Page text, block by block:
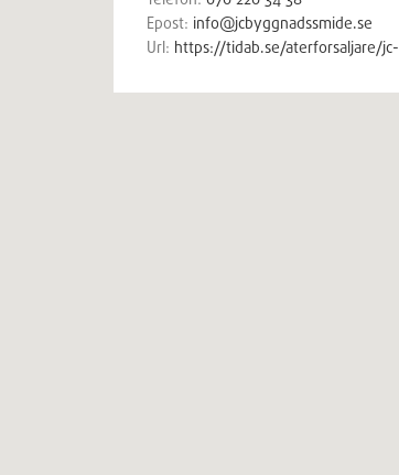
Epost: info@jcbyggnadssmide.se
Url: https://tidab.se/aterforsaljare/